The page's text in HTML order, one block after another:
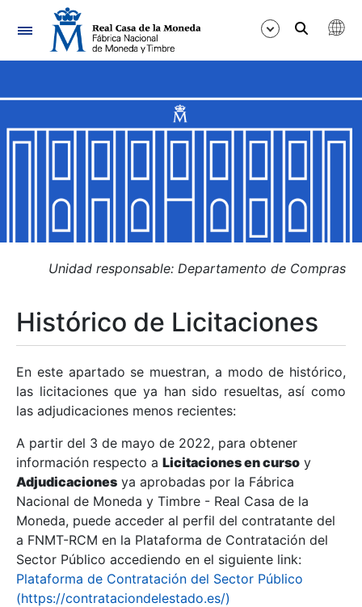
Navegación
Mostrar/Ocultar
Mostrar/Ocultar
Mostrar/Ocultar
Mostrar/Ocultar
Mostrar/Ocultar
Mostrar/Ocultar
Unidad responsable: Departamento de Compras
Histórico de Licitaciones
En este apartado se muestran, a modo de histórico,
las licitaciones que ya han sido resueltas, así como
las adjudicaciones menos recientes:
A partir del 3 de mayo de 2022, para obtener
información respecto a Licitaciones en curso y
Adjudicaciones ya aprobadas por la Fábrica
Nacional de Moneda y Timbre - Real Casa de la
Moneda, puede acceder al perfil del contratante del
a FNMT-RCM en la Plataforma de Contratación del
Sector Público accediendo en el siguiente link:
Plataforma de Contratación del Sector Público
(https://contrataciondelestado.es/)